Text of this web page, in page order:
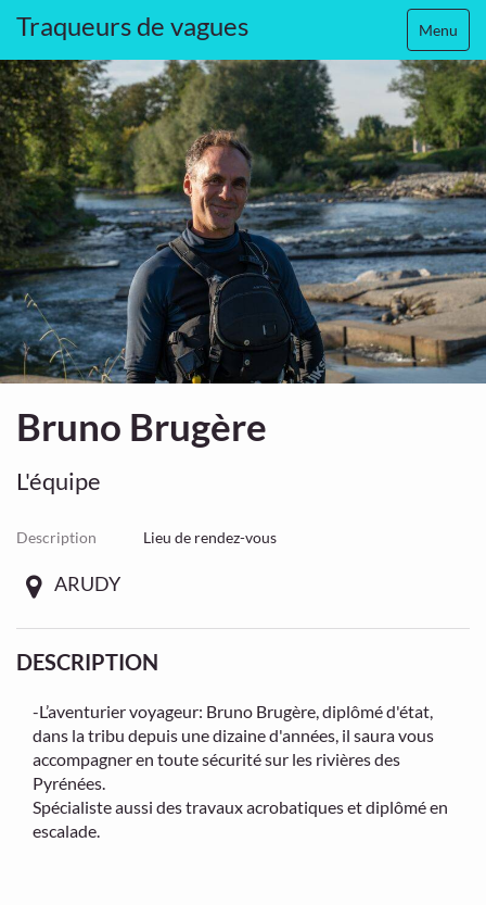
Menu
Traqueurs de vagues
Bruno Brugère
L'équipe
Description Lieu de rendez-vous
ARUDY
DESCRIPTION
-L’aventurier voyageur: Bruno Brugère, diplômé d'état,
dans la tribu depuis une dizaine d'années, il saura vous
accompagner en toute sécurité sur les rivières des
Pyrénées.
Spécialiste aussi des travaux acrobatiques et diplômé en
escalade.